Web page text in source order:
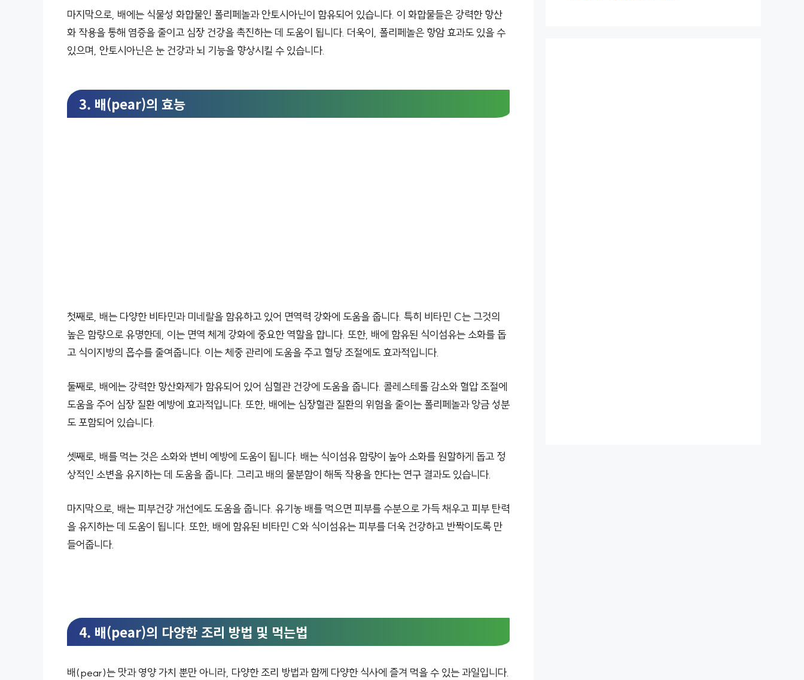
마지막으로, 배에는 식물성 화합물인 폴리페놀과 안토시아닌이 함유되어 있습니다. 이 화합물들은 강력한 항산
화 작용을 통해 염증을 줄이고 심장 건강을 촉진하는 데 도움이 됩니다. 더욱이, 폴리페놀은 항암 효과도 있을 수
있으며, 안토시아닌은 눈 건강과 뇌 기능을 향상시킬 수 있습니다.
3. 배(pear)의 효능
첫째로, 배는 다양한 비타민과 미네랄을 함유하고 있어 면역력 강화에 도움을 줍니다. 특히 비타민 C는 그것의
높은 함량으로 유명한데, 이는 면역 체계 강화에 중요한 역할을 합니다. 또한, 배에 함유된 식이섬유는 소화를 돕
고 식이지방의 흡수를 줄여줍니다. 이는 체중 관리에 도움을 주고 혈당 조절에도 효과적입니다.
둘째로, 배에는 강력한 항산화제가 함유되어 있어 심혈관 건강에 도움을 줍니다. 콜레스테롤 감소와 혈압 조절에
도움을 주어 심장 질환 예방에 효과적입니다. 또한, 배에는 심장혈관 질환의 위험을 줄이는 폴리페놀과 앙금 성분
도 포함되어 있습니다.
셋째로, 배를 먹는 것은 소화와 변비 예방에 도움이 됩니다. 배는 식이섬유 함량이 높아 소화를 원할하게 돕고 정
상적인 소변을 유지하는 데 도움을 줍니다. 그리고 배의 물분함이 해독 작용을 한다는 연구 결과도 있습니다.
마지막으로, 배는 피부건강 개선에도 도움을 줍니다. 유기농 배를 먹으면 피부를 수분으로 가득 채우고 피부 탄력
을 유지하는 데 도움이 됩니다. 또한, 배에 함유된 비타민 C와 식이섬유는 피부를 더욱 건강하고 반짝이도록 만
들어줍니다.
4. 배(pear)의 다양한 조리 방법 및 먹는법
배(pear)는 맛과 영양 가치 뿐만 아니라, 다양한 조리 방법과 함께 다양한 식사에 즐겨 먹을 수 있는 과일입니다.